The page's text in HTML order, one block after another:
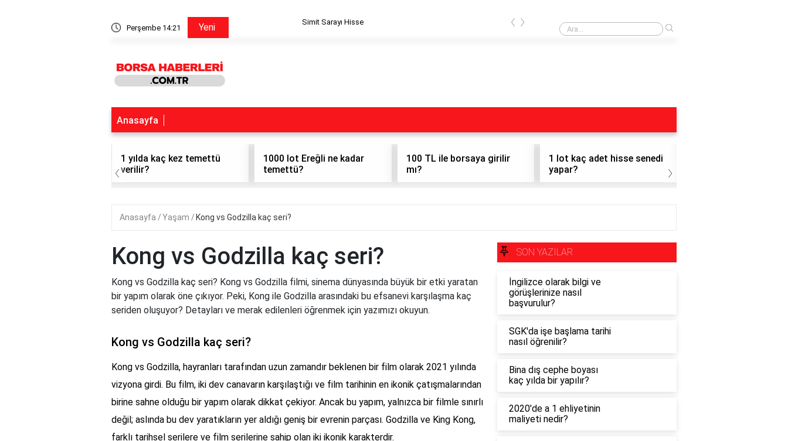
Perşembe 14:21 Yeni Simit Sarayı Hisse Dohol Hisse
‹ ›
Anasayfa
1 yılda kaç kez temettü
verilir?
1000 lot Ereğli ne kadar
temettü?
100 TL ile borsaya girilir
mı?
1 lot kaç adet hisse senedi
yapar?
‹ ›
Anasayfa Yaşam Kong vs Godzilla kaç seri?
Kong vs Godzilla kaç seri?
Kong vs Godzilla kaç seri? Kong vs Godzilla filmi, sinema dünyasında büyük bir etki yaratan
bir yapım olarak öne çıkıyor. Peki, Kong ile Godzilla arasındaki bu efsanevi karşılaşma kaç
seriden oluşuyor? Detayları ve merak edilenleri öğrenmek için yazımızı okuyun.
Kong vs Godzilla kaç seri?
Kong vs Godzilla, hayranları tarafından uzun zamandır beklenen bir film olarak 2021 yılında
vizyona girdi. Bu film, iki dev canavarın karşılaştığı ve film tarihinin en ikonik çatışmalarından
birine sahne olduğu bir yapım olarak dikkat çekiyor. Ancak bu yapım, yalnızca bir filmle sınırlı
değil; aslında bu dev yaratıkların yer aldığı geniş bir evrenin parçası. Godzilla ve King Kong,
farklı tarihsel serilere ve film serilerine sahip olan iki ikonik karakterdir.
SON YAZILAR
İngilizce olarak bilgi ve
görüşlerinize nasıl
başvurulur?
SGK'da işe başlama tarihi
nasıl öğrenilir?
Bina dış cephe boyası
kaç yılda bir yapılır?
2020'de a 1 ehliyetinin
maliyeti nedir?